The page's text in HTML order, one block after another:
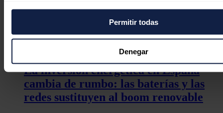
Si lo permite, también quisiéramos:
Recopilar información sobre su ubicación geográfica
puede tener una precisión de varios metros
Identificar su dispositivo analizándolo activamente
características específicas (huellas digitales)
Obtenga más información sobre cómo se procesan sus
personales y establezca sus preferencias en lasección de
Permitir todas
Denegar
La inversión energética en España
cambia de rumbo: las baterías y las
redes sustituyen al boom renovable